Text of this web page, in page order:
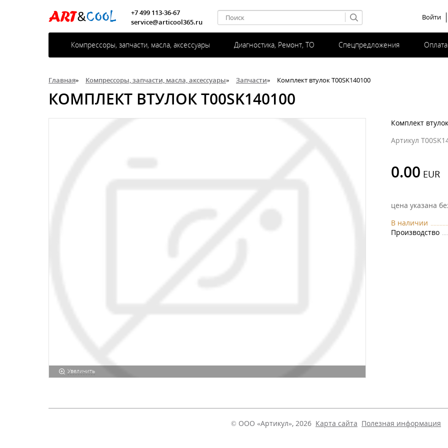
Компрессоры, запчасти, масла, аксессуары Диагностика, Ремонт, ТО Спецпредложения
Войти
+7 499 113-36-67
service@articool365.ru
Главная» Компрессоры, запчасти, масла, аксессуары» Запчасти» Комплект втулок T00SK140100
КОМПЛЕКТ ВТУЛОК T00SK140100
Увеличить
Комплект
Артикул
0.00
цена указана
В наличии
Производство
© ООО «Артикул», 2026 Карта сайта Полезная информация